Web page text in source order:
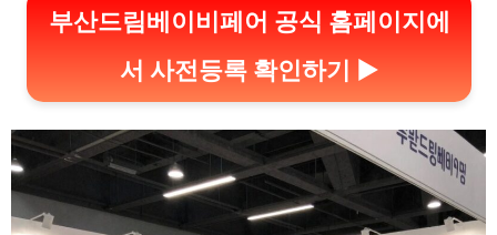
부산드림베이비페어 공식 홈페이지에
서 사전등록 확인하기 ▶